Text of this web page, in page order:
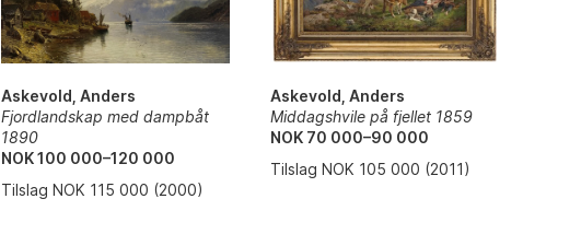
Askevold, Anders
Fjordlandskap med dampbåt
1890
NOK 100 000–120 000
Tilslag NOK 115 000 (2000)
Askevold, Anders
Middagshvile på fjellet 1859
NOK 70 000–90 000
Tilslag NOK 105 000 (2011)